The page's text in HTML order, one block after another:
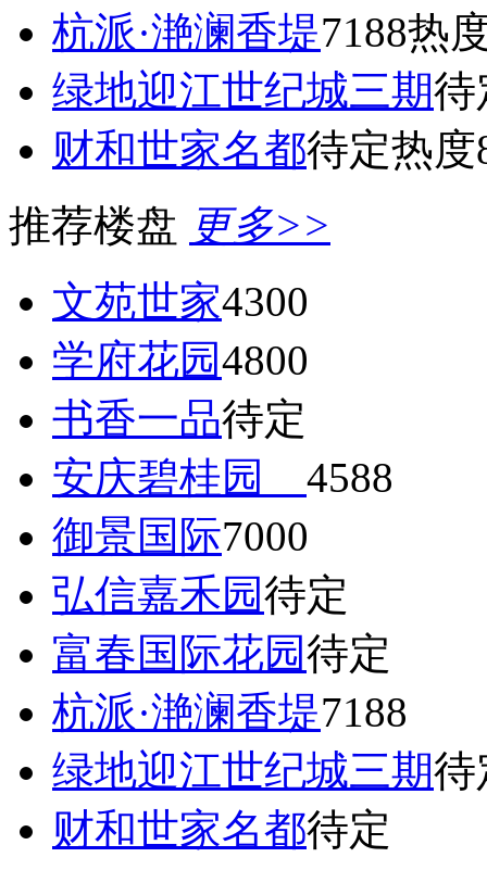
杭派·滟澜香堤7188热
绿地迎江世纪城三期待
财和世家名都待定热度
推荐楼盘 更多>>
文苑世家4300
学府花园4800
书香一品待定
安庆碧桂园 4588
御景国际7000
弘信嘉禾园待定
富春国际花园待定
杭派·滟澜香堤7188
绿地迎江世纪城三期待
财和世家名都待定